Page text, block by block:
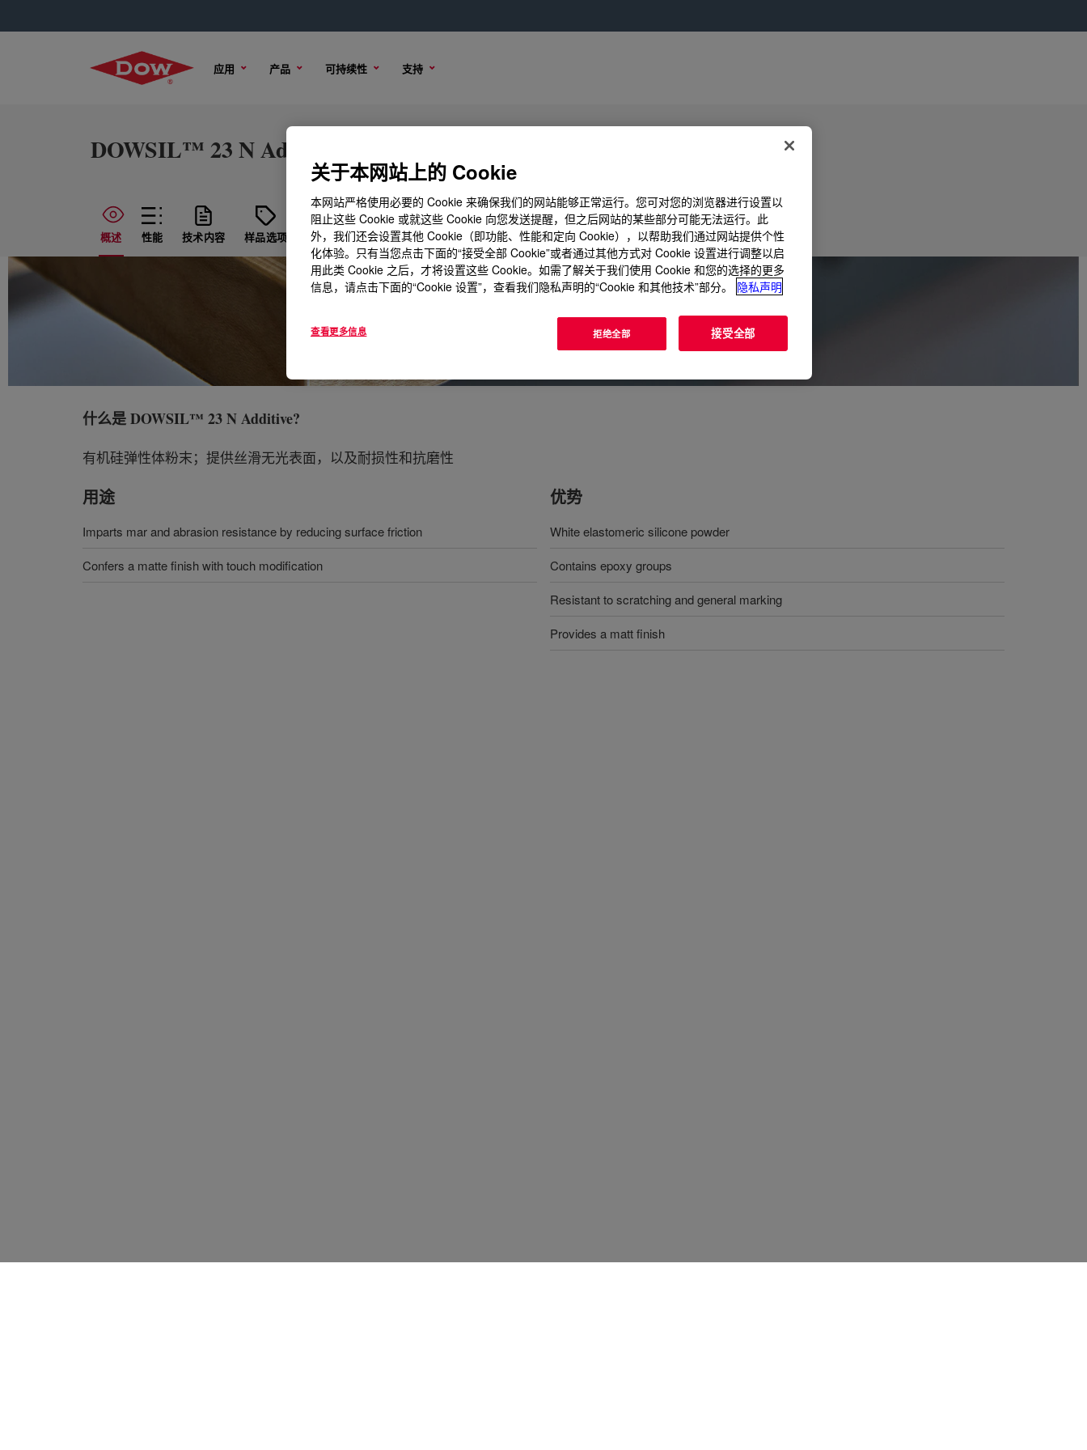
应用 产品 可持续性 支持
DOWSIL™ 23 N Additive
概述 性能 技术内容 样品选项 购买选项
什么是DOWSIL™ 23 N Additive?
有机硅弹性体粉末；提供丝滑无光表面，以及耐损性和抗磨性
用途
Imparts mar and abrasion resistance by reducing surface friction
Confers a matte finish with touch modification
优势
White elastomeric silicone powder
Contains epoxy groups
Resistant to scratching and general marking
Provides a matt finish
关于本网站上的 Cookie
本网站严格使用必要的 Cookie 来确保我们的网站能够正常运行。您可对您的浏览器进行设置以
阻止这些 Cookie 或就这些 Cookie 向您发送提醒，但之后网站的某些部分可能无法运行。此
外，我们还会设置其他 Cookie（即功能、性能和定向 Cookie），以帮助我们通过网站提供个性
化体验。只有当您点击下面的“接受全部 Cookie”或者通过其他方式对 Cookie 设置进行调整以启
用此类 Cookie 之后，才将设置这些 Cookie。如需了解关于我们使用 Cookie 和您的选择的更多
信息，请点击下面的“Cookie 设置”，查看我们隐私声明的“Cookie 和其他技术”部分。
隐私声明
查看更多信息 拒绝全部 接受全部